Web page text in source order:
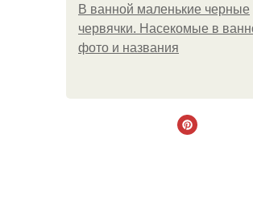
В ванной маленькие черные
червячки. Насекомые в
фото и названия